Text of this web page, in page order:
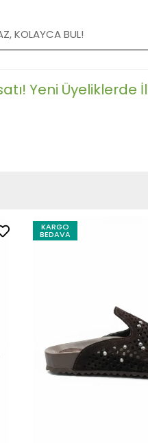
Yeni Üyeliklerde İlk
KARGO
BEDAVA